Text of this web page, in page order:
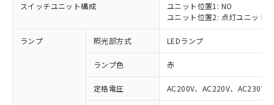
スイッチユニット構成
ユニット位置1: NO
ユニット位置2: 点灯ユニット
ランプ 照光部方式 LEDランプ
ランプ色 赤
定格電圧 AC200V、AC220V、AC230V